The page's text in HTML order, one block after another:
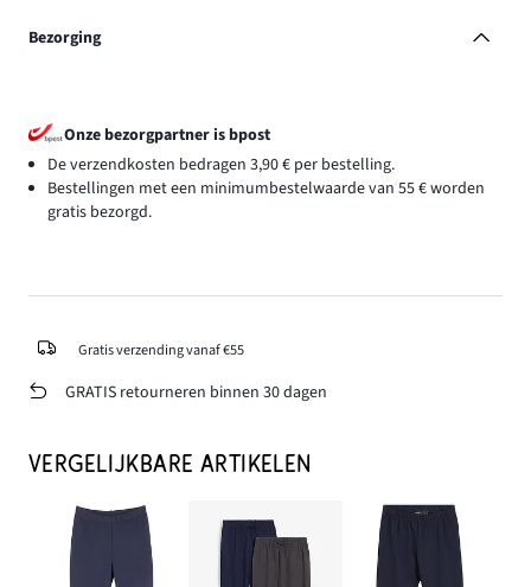
Bezorging
Onze bezorgpartner is bpost
De verzendkosten bedragen 3,90 € per bestelling.
Bestellingen met een minimumbestelwaarde van 55 € worden
gratis bezorgd.
Gratis verzending vanaf €55
GRATIS retourneren binnen 30 dagen
VERGELIJKBARE ARTIKELEN